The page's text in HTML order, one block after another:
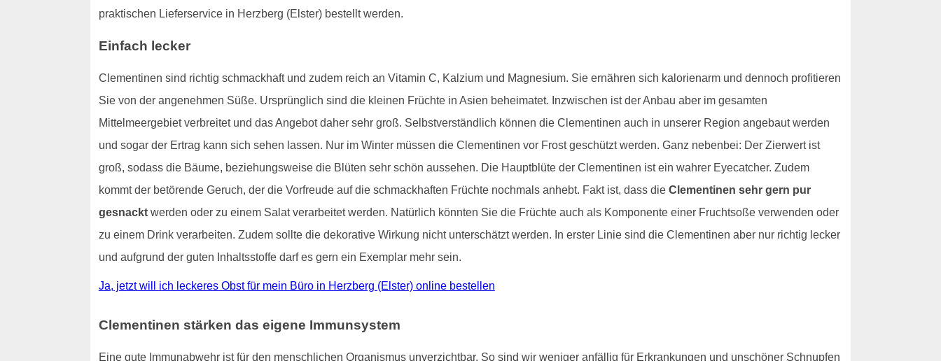
praktischen Lieferservice in Herzberg (Elster) bestellt werden.
Einfach lecker
Clementinen sind richtig schmackhaft und zudem reich an Vitamin C, Kalzium und Magnesium. Sie ernähren sich kalorienarm und dennoch profitieren
Sie von der angenehmen Süße. Ursprünglich sind die kleinen Früchte in Asien beheimatet. Inzwischen ist der Anbau aber im gesamten
Mittelmeergebiet verbreitet und das Angebot daher sehr groß. Selbstverständlich können die Clementinen auch in unserer Region angebaut werden
und sogar der Ertrag kann sich sehen lassen. Nur im Winter müssen die Clementinen vor Frost geschützt werden. Ganz nebenbei: Der Zierwert ist
groß, sodass die Bäume, beziehungsweise die Blüten sehr schön aussehen. Die Hauptblüte der Clementinen ist ein wahrer Eyecatcher. Zudem
kommt der betörende Geruch, der die Vorfreude auf die schmackhaften Früchte nochmals anhebt. Fakt ist, dass die Clementinen sehr gern pur
gesnacktwerden oder zu einem Salat verarbeitet werden. Natürlich könnten Sie die Früchte auch als Komponente einer Fruchtsoße verwenden oder
zu einem Drink verarbeiten. Zudem sollte die dekorative Wirkung nicht unterschätzt werden. In erster Linie sind die Clementinen aber nur richtig lecker
und aufgrund der guten Inhaltsstoffe darf es gern ein Exemplar mehr sein.
Ja, jetzt will ich leckeres Obst für mein Büro in Herzberg (Elster) online bestellen
Clementinen stärken das eigene Immunsystem
Eine gute Immunabwehr ist für den menschlichen Organismus unverzichtbar. So sind wir weniger anfällig für Erkrankungen und unschöner Schnupfen